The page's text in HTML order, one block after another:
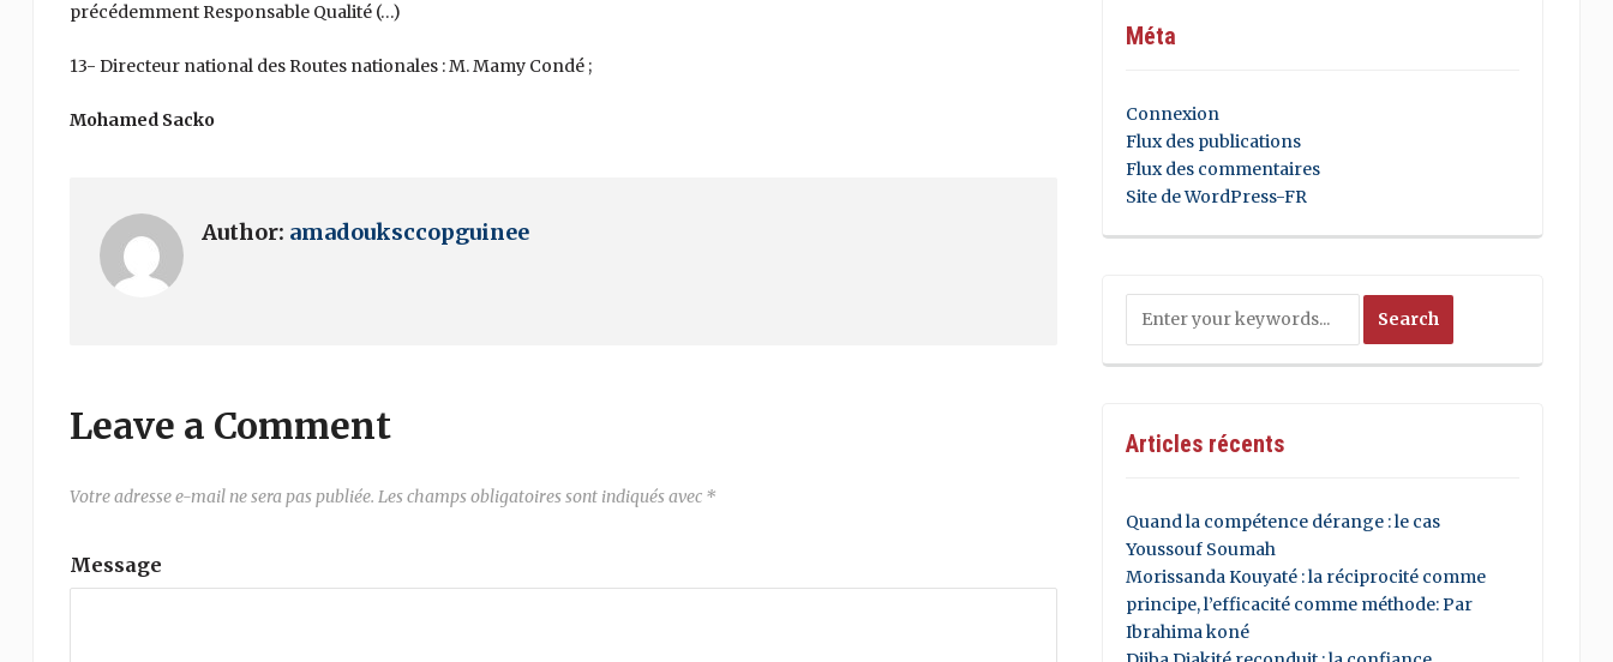
précédemment Responsable Qualité (…)
13- Directeur national des Routes nationales : M. Mamy Condé ;
Mohamed Sacko
Author: amadouksccopguinee
Leave a Comment
Votre adresse e-mail ne sera pas publiée. Les champs obligatoires sont indiqués avec *
Message
Méta
Connexion
Flux des publications
Flux des commentaires
Site de WordPress-FR
Articles récents
Quand la compétence dérange : le cas
Youssouf Soumah
Morissanda Kouyaté : la réciprocité comme
principe, l’efficacité comme méthode: Par
Ibrahima koné